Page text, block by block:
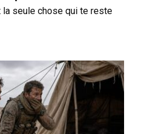
la seule chose qui te reste